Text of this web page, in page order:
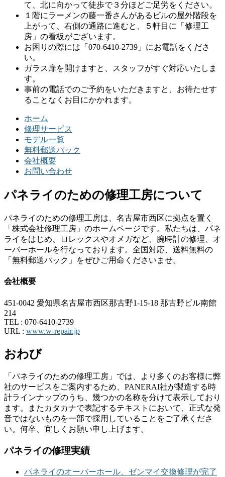
て、北に向かって徒歩で３分ほどご足労をください。
１階にラーメンの藤一番さんがあるビルの屋外階段を
上がって、右側の通路に進むと、５軒目に「修理工
房」の看板がございます。
お困りの際には「070-6410-2739」にお電話をくださ
い。
ガラス扉を開けますと、スタッフがすぐ対応いたしま
す。
事前の電話でのご予約をいただきますと、お待たせす
ることなくお目にかかれます。
ホーム
修理サービス
モデル一覧
無料郵送パック
会社概要
お問い合わせ
パネライのための修理工房について
パネライのための修理工房は、名古屋市西区に拠点を置く
「株式会社修理工房」のホームページです。私たちは、パネ
ライをはじめ、ロレックスやオメガなど、腕時計の修理、オ
ーバーホールを行なっております。全国対応、送料無料の
「無料郵送パック」をぜひご用命くださいませ。
会社概要
451-0042 愛知県名古屋市西区那古野1-15-18 那古野ビル南館
214
TEL : 070-6410-2739
URL : www.w-repair.jp
おわび
「パネライのための修理工房」では、より多くのお客様に弊
社のサービスをご案内するため、PANERAI社が製造する時
計ラインナップのうち、幾つかの名称を分けて表示しており
ます。またカタカナで表記するテキストにおいて、正式な発
音ではないものを一部で採用していることをご了承くださ
い。何卒、宜しくお願い申し上げます。
パネライの修理実績
パネライのオーバーホール、ゼンマイ交換修理が完了